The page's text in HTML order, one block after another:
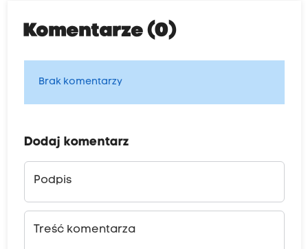
Komentarze (0)
Brak komentarzy
Dodaj komentarz
Podpis
Treść komentarza